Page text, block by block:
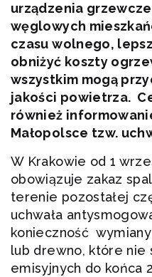
urządzenia
węglowych
czasu wolnego,
obniżyć koszty
wszystkim mogą
jakości powietrza.
również
Małopolsce tzw.
W Krakowie od 1
obowiązuje zakaz
terenie pozostałej
uchwała
konieczność
lub drewno, które nie
emisyjnych do końca